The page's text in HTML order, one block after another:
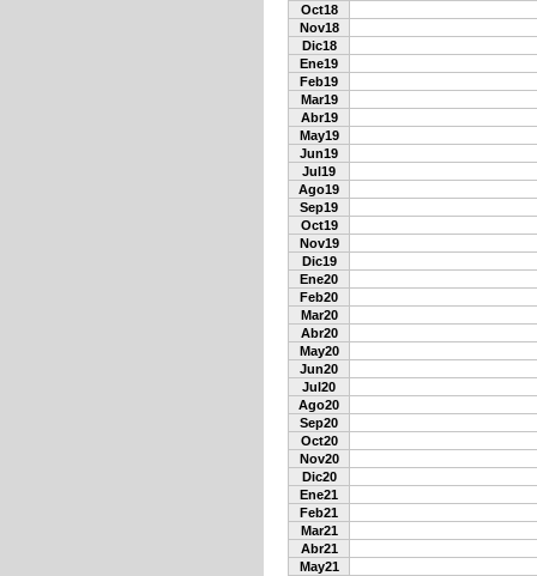
Oct18
Nov18
Dic18
Ene19
Feb19
Mar19
Abr19
May19
Jun19
Jul19
Ago19
Sep19
Oct19
Nov19
Dic19
Ene20
Feb20
Mar20
Abr20
May20
Jun20
Jul20
Ago20
Sep20
Oct20
Nov20
Dic20
Ene21
Feb21
Mar21
Abr21
May21